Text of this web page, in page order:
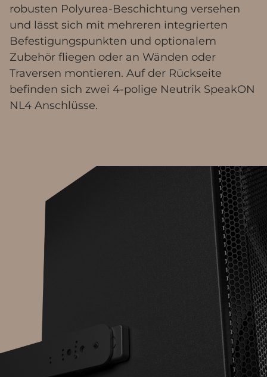
robusten Polyurea-Beschichtung versehen
und lässt sich mit mehreren integrierten
Befestigungspunkten und optionalem
Zubehör fliegen oder an Wänden oder
Traversen montieren. Auf der Rückseite
befinden sich zwei 4-polige Neutrik SpeakON
NL4 Anschlüsse.